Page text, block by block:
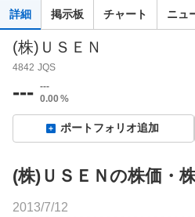
せ
詳細 掲示板 チャート ニュ
(株)ＵＳＥＮ
4842 JQS
--- ---
0.00%
ポートフォリオ追加
(株)ＵＳＥＮの株価・
2013/7/12